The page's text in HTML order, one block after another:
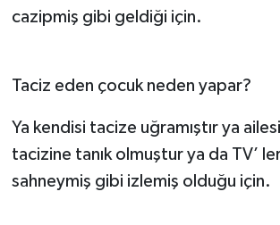
cazipmiş gibi geldiği için.
Taciz eden çocuk neden yapar?
Ya kendisi tacize uğramıştır ya
tacizine tanık olmuştur ya da TV’
sahneymiş gibi izlemiş olduğu için.